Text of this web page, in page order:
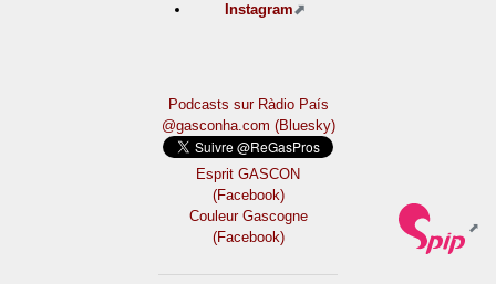
Instagram
Podcasts sur Ràdio País
@gasconha.com (Bluesky)
Esprit GASCON
(Facebook)
Couleur Gascogne
(Facebook)